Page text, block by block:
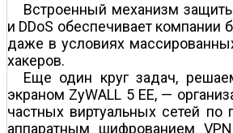
Встроенный механизм
и DDoS обеспечивает компании
даже в условиях
хакеров.
Еще один круг задач,
экраном ZyWALL 5 EE, —
частных виртуальных сетей по
аппаратным шифрованием